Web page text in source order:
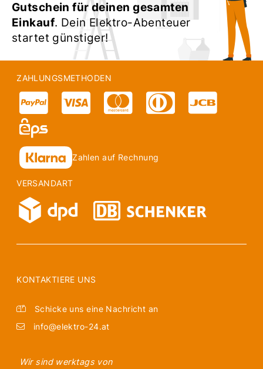
Gutschein für deinen gesamten
Einkauf. Dein Elektro-Abenteuer
startet günstiger!
ZAHLUNGSMETHODEN
Zahlen auf Rechnung
VERSANDART
KONTAKTIERE UNS
Schicke uns eine Nachricht an
info@elektro-24.at
Wir sind werktags von